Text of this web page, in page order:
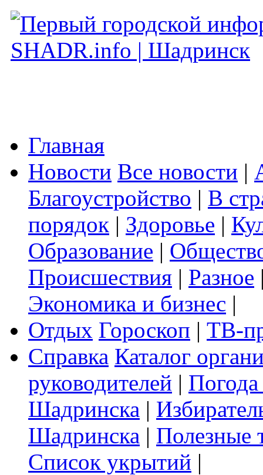
Главная
Новости Все новости |
Благоустройство | В
порядок | Здоровье |
Образование |
Происшествия | Разное
Экономика и бизнес |
Отдых Гороскоп | ТВ-
Справка Каталог
руководителей |
Шадринска |
Шадринска | Полезные
Список укрытий |